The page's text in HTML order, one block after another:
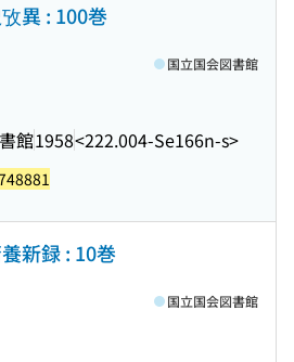
異 : 100巻
館1958<222.004-Se166n-s>
国立国会図書館
新録 : 10巻
国立国会図書館